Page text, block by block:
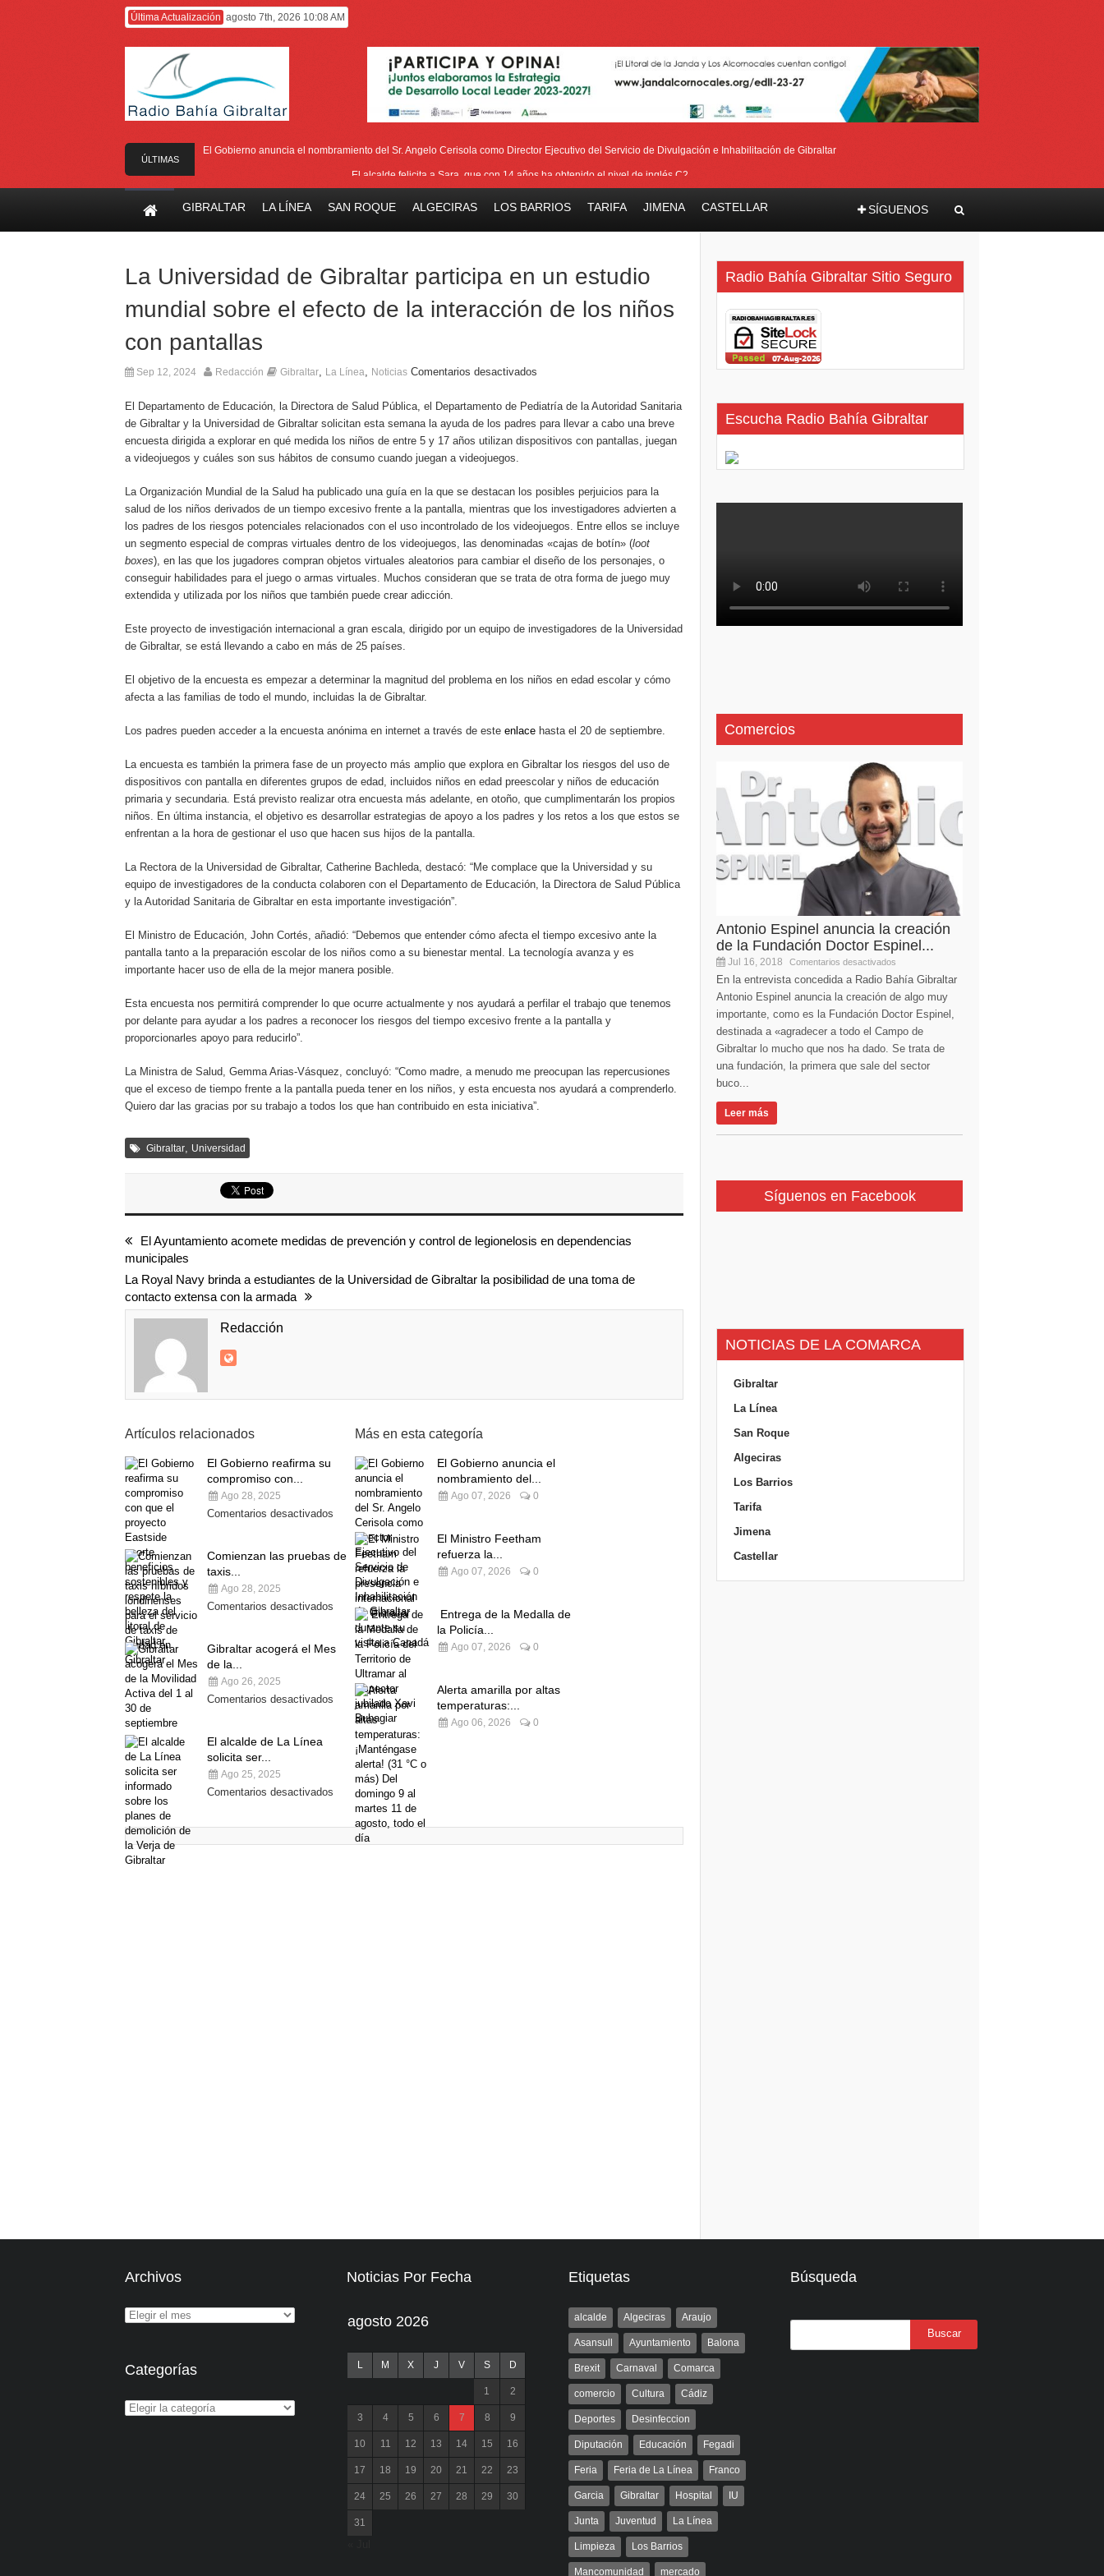
Última Actualización agosto 7th, 2026 10:08 AM
ÚLTIMAS
NOTICIAS
El Gobierno anuncia el nombramiento del Sr. Angelo Cerisola como Director Ejecutivo del Servicio de Divulgación e Inhabilitación de Gibraltar
El alcalde felicita a Sara, que con 14 años ha obtenido el nivel de inglés C2
GIBRALTAR LA LÍNEA SAN ROQUE ALGECIRAS LOS BARRIOS TARIFA JIMENA CASTELLAR SÍGUENOS
La Universidad de Gibraltar participa en un estudio
mundial sobre el efecto de la interacción de los niños
con pantallas
Sep 12, 2024 Redacción Gibraltar, La Línea, Noticias Comentarios desactivados
El Departamento de Educación, la Directora de Salud Pública, el Departamento de Pediatría de la Autoridad Sanitaria
de Gibraltar y la Universidad de Gibraltar solicitan esta semana la ayuda de los padres para llevar a cabo una breve
encuesta dirigida a explorar en qué medida los niños de entre 5 y 17 años utilizan dispositivos con pantallas, juegan
a videojuegos y cuáles son sus hábitos de consumo cuando juegan a videojuegos.
La Organización Mundial de la Salud ha publicado una guía en la que se destacan los posibles perjuicios para la
salud de los niños derivados de un tiempo excesivo frente a la pantalla, mientras que los investigadores advierten a
los padres de los riesgos potenciales relacionados con el uso incontrolado de los videojuegos. Entre ellos se incluye
un segmento especial de compras virtuales dentro de los videojuegos, las denominadas «cajas de botín» (loot
boxes), en las que los jugadores compran objetos virtuales aleatorios para cambiar el diseño de los personajes, o
conseguir habilidades para el juego o armas virtuales. Muchos consideran que se trata de otra forma de juego muy
extendida y utilizada por los niños que también puede crear adicción.
Este proyecto de investigación internacional a gran escala, dirigido por un equipo de investigadores de la Universidad
de Gibraltar, se está llevando a cabo en más de 25 países.
El objetivo de la encuesta es empezar a determinar la magnitud del problema en los niños en edad escolar y cómo
afecta a las familias de todo el mundo, incluidas la de Gibraltar.
Los padres pueden acceder a la encuesta anónima en internet a través de este enlace hasta el 20 de septiembre.
La encuesta es también la primera fase de un proyecto más amplio que explora en Gibraltar los riesgos del uso de
dispositivos con pantalla en diferentes grupos de edad, incluidos niños en edad preescolar y niños de educación
primaria y secundaria. Está previsto realizar otra encuesta más adelante, en otoño, que cumplimentarán los propios
niños. En última instancia, el objetivo es desarrollar estrategias de apoyo a los padres y los retos a los que estos se
enfrentan a la hora de gestionar el uso que hacen sus hijos de la pantalla.
La Rectora de la Universidad de Gibraltar, Catherine Bachleda, destacó: “Me complace que la Universidad y su
equipo de investigadores de la conducta colaboren con el Departamento de Educación, la Directora de Salud Pública
y la Autoridad Sanitaria de Gibraltar en esta importante investigación”.
El Ministro de Educación, John Cortés, añadió: “Debemos que entender cómo afecta el tiempo excesivo ante la
pantalla tanto a la preparación escolar de los niños como a su bienestar mental. La tecnología avanza y es
importante hacer uso de ella de la mejor manera posible.
Esta encuesta nos permitirá comprender lo que ocurre actualmente y nos ayudará a perfilar el trabajo que tenemos
por delante para ayudar a los padres a reconocer los riesgos del tiempo excesivo frente a la pantalla y
proporcionarles apoyo para reducirlo”.
La Ministra de Salud, Gemma Arias-Vásquez, concluyó: “Como madre, a menudo me preocupan las repercusiones
que el exceso de tiempo frente a la pantalla pueda tener en los niños, y esta encuesta nos ayudará a comprenderlo.
Quiero dar las gracias por su trabajo a todos los que han contribuido en esta iniciativa”.
Gibraltar, Universidad
El Ayuntamiento acomete medidas de prevención y control de legionelosis en dependencias
municipales
La Royal Navy brinda a estudiantes de la Universidad de Gibraltar la posibilidad de una toma de
contacto extensa con la armada
Redacción
Artículos relacionados
El Gobierno reafirma su
compromiso con...
Ago 28, 2025
Comentarios desactivados
Comienzan las pruebas de
taxis...
Ago 28, 2025
Comentarios desactivados
Gibraltar acogerá el Mes
de la...
Ago 26, 2025
Comentarios desactivados
El alcalde de La Línea
solicita ser...
Ago 25, 2025
Comentarios desactivados
Más en esta categoría
El Gobierno anuncia el
nombramiento del...
Ago 07, 2026 0
El Ministro Feetham
refuerza la...
Ago 07, 2026 0
Entrega de la Medalla de
la Policía...
Ago 07, 2026 0
Alerta amarilla por altas
temperaturas:...
Ago 06, 2026 0
Radio Bahía Gibraltar Sitio Seguro
Escucha Radio Bahía Gibraltar
Comercios
Antonio Espinel anuncia la creación
de la Fundación Doctor Espinel...
Jul 16, 2018 Comentarios desactivados
En la entrevista concedida a Radio Bahía Gibraltar
Antonio Espinel anuncia la creación de algo muy
importante, como es la Fundación Doctor Espinel,
destinada a «agradecer a todo el Campo de
Gibraltar lo mucho que nos ha dado. Se trata de
una fundación, la primera que sale del sector
buco...
Leer más
Síguenos en Facebook
NOTICIAS DE LA COMARCA
Gibraltar
La Línea
San Roque
Algeciras
Los Barrios
Tarifa
Jimena
Castellar
Archivos
Categorías
Noticias Por Fecha
agosto 2026
L M X J V S D
1 2
3 4 5 6 7 8 9
10 11 12 13 14 15 16
17 18 19 20 21 22 23
24 25 26 27 28 29 30
31
Etiquetas
alcalde Algeciras Araujo
Asansull Ayuntamiento Balona
Brexit Carnaval Comarca
comercio Cultura Cádiz
Deportes Desinfeccion
Diputación Educación Fegadi
Feria Feria de La Línea Franco
Garcia Gibraltar Hospital IU
Junta Juventud La Línea
Limpieza Los Barrios
Mancomunidad mercado
Búsqueda